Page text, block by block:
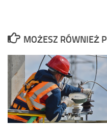
MOŻESZ RÓWNIEŻ